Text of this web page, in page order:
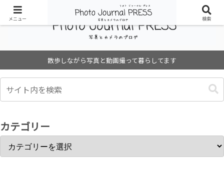
散歩しながら写真と動画撮って暮らしてます
カテゴリー
メニュー 検索